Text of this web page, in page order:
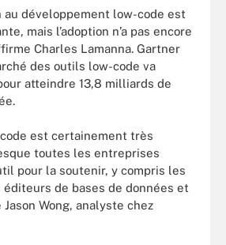
au développement low-code est
mais l’adoption n’a pas encore
Charles Lamanna. Gartner
des outils low-code va
atteindre 13,8 milliards de
code est certainement très
toutes les entreprises
pour la soutenir, y compris les
de bases de données et
Jason Wong, analyste chez